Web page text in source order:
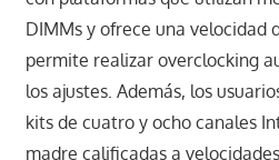
DIMMs y ofrece una velocidad
permite realizar overclocking
los ajustes. Además, los
kits de cuatro y ocho canales
madre calificadas a